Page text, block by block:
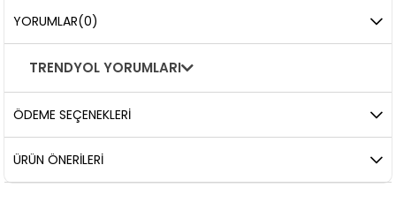
YORUMLAR(0)
TRENDYOL YORUMLARI
ÖDEME SEÇENEKLERI
ÜRÜN ÖNERILERI